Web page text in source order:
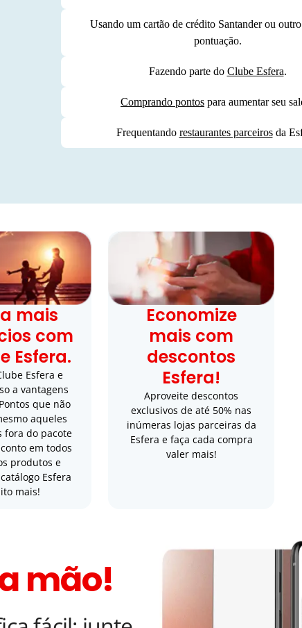
Usando um cartão de crédito Santander ou
pontuação.
Fazendo parte do Clube Esfera.
Comprando pontos para aumentar seu
Frequentando restaurantes parceirosda
mais
com
Esfera.
Esfera e
a vantagens
que não
aqueles
fora do pacote
em todos
produtos e
Esfera
mais!
Economize
mais com
descontos
Esfera!
Aproveite descontos
exclusivos de até 50% nas
inúmeras lojas parceiras da
Esfera e faça cada compra
valer mais!
mão!